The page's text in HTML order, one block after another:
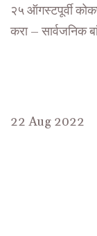
२५ ऑगस्टपूर्वी
करा – सार्वजनिक
22 Aug 2022